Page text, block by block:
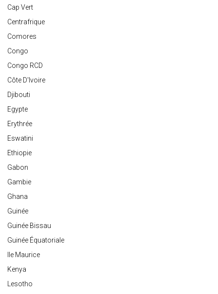
Cap Vert
Centrafrique
Comores
Congo
Congo RCD
Côte D'Ivoire
Djibouti
Egypte
Erythrée
Eswatini
Ethiopie
Gabon
Gambie
Ghana
Guinée
Guinée Bissau
Guinée Équatoriale
Ile Maurice
Kenya
Lesotho